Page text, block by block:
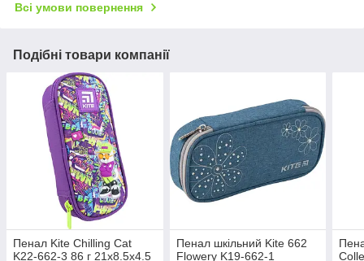
Всі умови повернення
Подібні товари компанії
Пенал Kite Chilling Cat
K22-662-3 86 г 21x8.5x4.5
Пенал шкільний Kite 662
Flowery K19-662-1